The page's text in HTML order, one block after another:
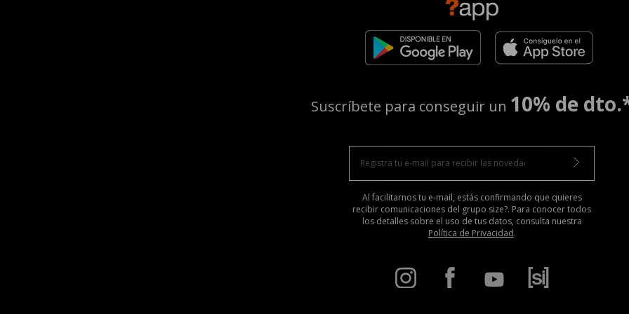
Suscríbete para conseguir un 10% de
Al facilitarnos tu e-mail, estás confirmando que quieres
recibir comunicaciones del grupo size?. Para conocer todos
los detalles sobre el uso de tus datos, consulta nuestra
Política de Privacidad.